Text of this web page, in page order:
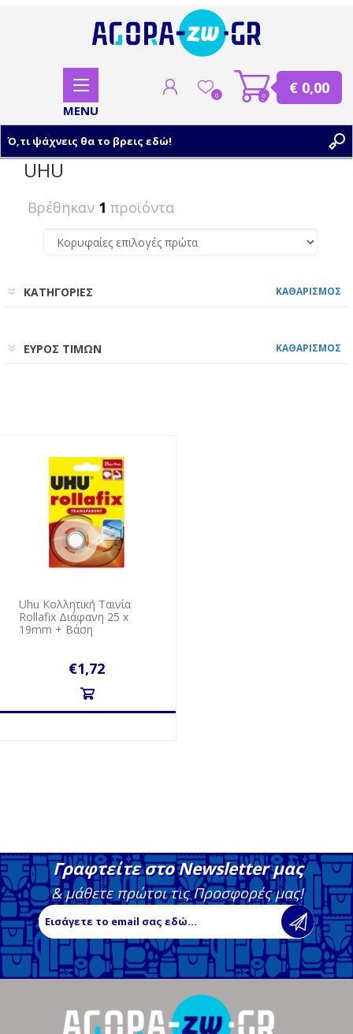
ΣΥΝΔΕΣΗ
0 0 € 0,00
UHU
Βρέθηκαν 1 προϊόντα
ΚΑΤΗΓΟΡΙΕΣ ΚΑΘΑΡΙΣΜΟΣ
ΕΥΡΟΣ ΤΙΜΩΝ ΚΑΘΑΡΙΣΜΟΣ
Uhu Κολλητική Ταινία
Rollafix Διάφανη 25 x
19mm + Βάση
€1,72
Γραφτείτε στο Newsletter μας
& μάθετε πρώτοι τις Προσφορές μας!